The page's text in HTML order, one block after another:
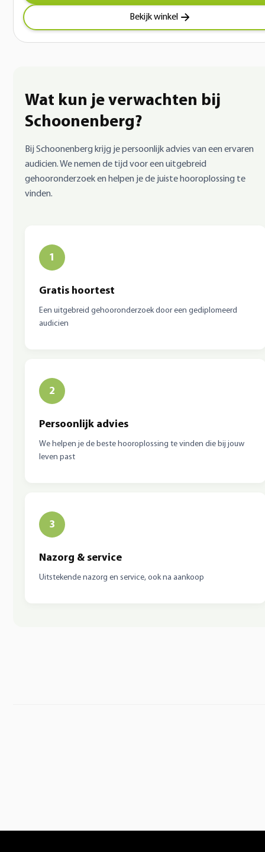
Bekijk winkel
Wat kun je verwachten bij
Schoonenberg?
Bij Schoonenberg krijg je persoonlijk advies van een ervaren
audicien. We nemen de tijd voor een uitgebreid
gehooronderzoek en helpen je de juiste hooroplossing te
vinden.
1
Gratis hoortest
Een uitgebreid gehooronderzoek door een gediplomeerd
audicien
2
Persoonlijk advies
We helpen je de beste hooroplossing te vinden die bij jouw
leven past
3
Nazorg & service
Uitstekende nazorg en service, ook na aankoop